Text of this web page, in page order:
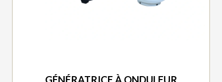
GÉNÉRATRICE À ONDULEUR